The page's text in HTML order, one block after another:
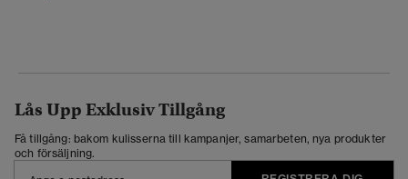
Lås Upp Exklusiv Tillgång
Få tillgång: bakom kulisserna till kampanjer, samarbeten, nya produkter
och försäljning.